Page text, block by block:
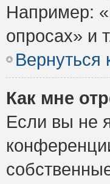
Например:
опросах» и
Вернуться
Как мне
Если вы не